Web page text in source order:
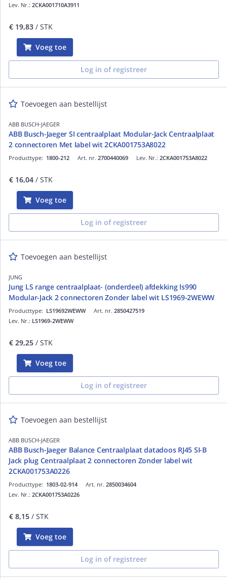
Lev. Nr.: 2CKA001710A3911
€ 19,83 / STK
Voeg toe
Log in of registreer
Toevoegen aan bestellijst
ABB BUSCH-JAEGER
ABB Busch-Jaeger SI centraalplaat Modular-Jack Centraalplaat
2 connectoren Met label wit 2CKA001753A8022
Art. nr. 2700440069
Producttype: 1800-212 Lev. Nr.: 2CKA001753A8022
€ 16,04 / STK
Voeg toe
Log in of registreer
Toevoegen aan bestellijst
JUNG
Jung LS range centraalplaat- (onderdeel) afdekking ls990
Modular-Jack 2 connectoren Zonder label wit LS1969-2WEWW
Art. nr. 2850427519
Producttype: LS19692WEWW
Lev. Nr.: LS1969-2WEWW
€ 29,25 / STK
Voeg toe
Log in of registreer
Toevoegen aan bestellijst
ABB BUSCH-JAEGER
ABB Busch-Jaeger Balance Centraalplaat datadoos RJ45 SI-B
Jack plug Centraalplaat 2 connectoren Zonder label wit
2CKA001753A0226
Art. nr. 2850034604
Producttype: 1803-02-914
Lev. Nr.: 2CKA001753A0226
€ 8,15 / STK
Voeg toe
Log in of registreer